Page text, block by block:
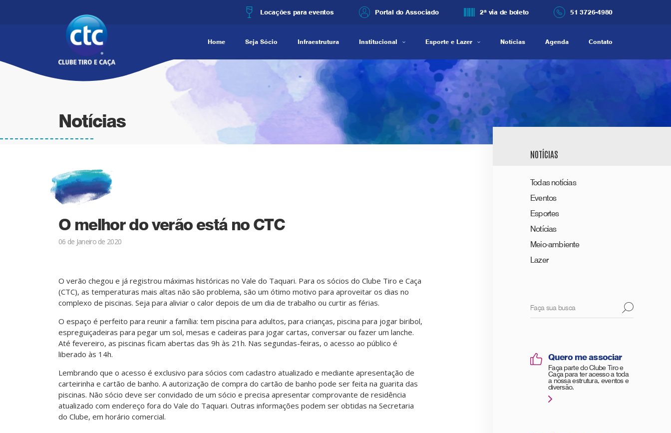
Locações para eventos Portal do Associado 2ª via de boleto 51 3726-4980
Home Seja Sócio Infraestrutura Institucional Esporte e Lazer Notícias Agenda Contato
Notícias
O melhor do verão está no CTC
06 de Janeiro de 2020
O verão chegou e já registrou máximas históricas no Vale do Taquari. Para os sócios do Clube Tiro e Caça
(CTC), as temperaturas mais altas não são problema, são um ótimo motivo para aproveitar os dias no
complexo de piscinas. Seja para aliviar o calor depois de um dia de trabalho ou curtir as férias.
O espaço é perfeito para reunir a família: tem piscina para adultos, para crianças, piscina para jogar biribol,
espreguiçadeiras para pegar um sol, mesas e cadeiras para jogar cartas, conversar ou fazer um lanche.
Até fevereiro, as piscinas ficam abertas das 9h às 21h. Nas segundas-feiras, o acesso ao público é
liberado às 14h.
Lembrando que o acesso é exclusivo para sócios com cadastro atualizado e mediante apresentação de
carteirinha e cartão de banho. A autorização de compra do cartão de banho pode ser feita na guarita das
piscinas. Não sócio deve ser convidado de um sócio e precisa apresentar comprovante de residência
atualizado com endereço fora do Vale do Taquari. Outras informações podem ser obtidas na Secretaria
do Clube, em horário comercial.
NOTÍCIAS
Todas notícias
Eventos
Esportes
Notícias
Meio-ambiente
Lazer
Quero me associar
Faça parte do Clube Tiro e
Caça para ter acesso a toda
a nossa estrutura, eventos e
diversão.